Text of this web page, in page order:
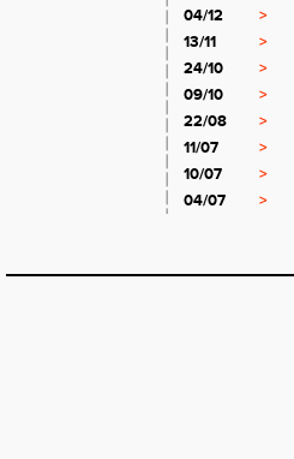
04/12
>
13/11
>
24/10
>
09/10
>
22/08
>
11/07
>
10/07
>
04/07
>